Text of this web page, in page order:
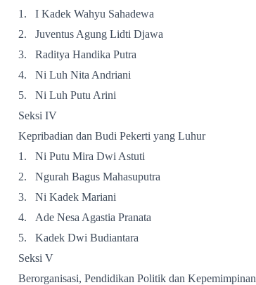
1.
I Kadek Wahyu Sahadewa
2.
Juventus Agung Lidti Djawa
3.
Raditya Handika Putra
4.
Ni Luh Nita Andriani
5.
Ni Luh Putu Arini
Seksi IV
Kepribadian dan Budi Pekerti yang Luhur
1.
Ni Putu Mira Dwi Astuti
2.
Ngurah Bagus Mahasuputra
3.
Ni Kadek Mariani
4.
Ade Nesa Agastia Pranata
5.
Kadek Dwi Budiantara
Seksi V
Berorganisasi, Pendidikan Politik dan Kepemimpinan